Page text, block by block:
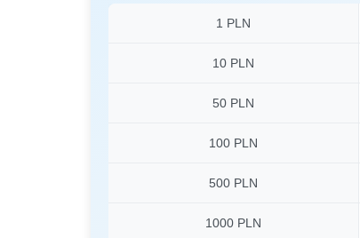
1 PLN
10 PLN
50 PLN
100 PLN
500 PLN
1000 PLN